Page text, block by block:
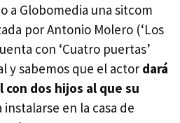
a Globomedia una sitcom
por Antonio Molero (‘Los
con ‘Cuatro puertas’
y sabemos que el actor dará
dos hijos al que su
instalarse en la casa de